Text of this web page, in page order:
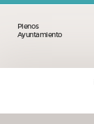
Plenos
Ayuntamiento